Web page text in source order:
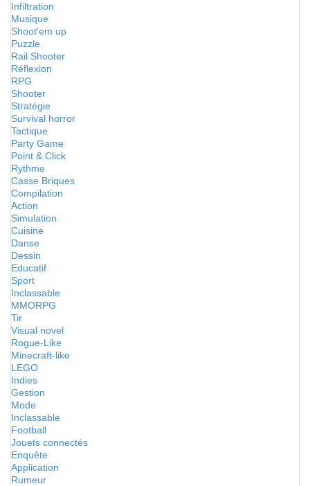
Infiltration
Musique
Shoot'em up
Puzzle
Rail Shooter
Réflexion
RPG
Shooter
Stratégie
Survival horror
Tactique
Party Game
Point & Click
Rythme
Casse Briques
Compilation
Action
Simulation
Cuisine
Danse
Dessin
Educatif
Sport
Inclassable
MMORPG
Tir
Visual novel
Rogue-Like
Minecraft-like
LEGO
Indies
Gestion
Mode
Inclassable
Football
Jouets connectés
Enquête
Application
Rumeur